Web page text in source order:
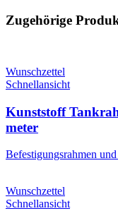
Zugehörige
Wunschzettel
Schnellansicht
Kunststoff
meter
Befestigungsrahmen
Wunschzettel
Schnellansicht